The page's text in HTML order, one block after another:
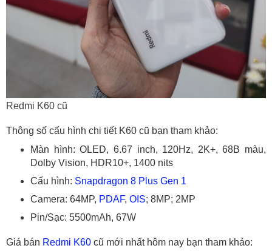
Redmi K60 cũ
Thông số cấu hình chi tiết K60 cũ bạn tham khảo:
Màn hình: OLED, 6.67 inch, 120Hz, 2K+, 68B màu,
Dolby Vision, HDR10+, 1400 nits
Cấu hình: Snapdragon 8 Plus Gen 1
Camera: 64MP, PDAF, OIS; 8MP; 2MP
Pin/Sạc: 5500mAh, 67W
Giá bán Redmi K60 cũ mới nhất hôm nay bạn tham khảo: